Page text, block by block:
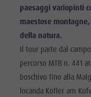
paesaggi variopinti
maestose
della natura.
Il tour parte dal
percorso MTB n. 441
boschivo fino alla
locanda Kofler am